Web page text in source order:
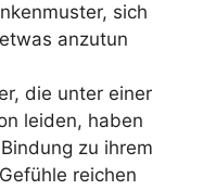
sich
anzutun
die unter einer
leiden, haben
zu ihrem
reichen